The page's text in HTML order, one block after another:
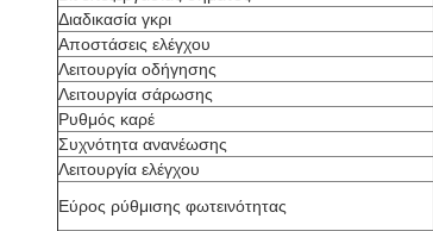
Διαδικασία γκρι
Αποστάσεις ελέγχου
Λειτουργία οδήγησης
Λειτουργία σάρωσης
Ρυθμός καρέ
Συχνότητα ανανέωσης
Λειτουργία ελέγχου
Εύρος ρύθμισης φωτεινότητας